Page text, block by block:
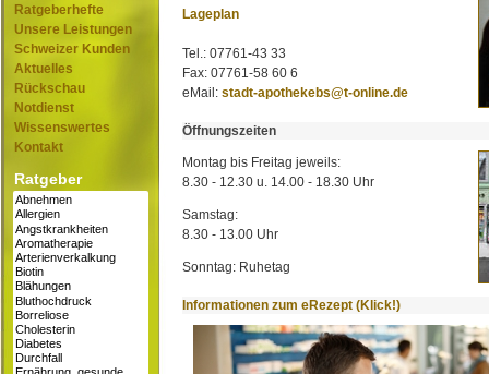
Ratgeberhefte
Unsere Leistungen
Schweizer Kunden
Aktuelles
Rückschau
Notdienst
Wissenswertes
Kontakt
Ratgeber
Lageplan
Tel.: 07761-43 33
Fax: 07761-58 60 6
eMail: stadt-apothekebs@t-online.de
Öffnungszeiten
Montag bis Freitag jeweils:
8.30 - 12.30 u. 14.00 - 18.30 Uhr
Samstag:
8.30 - 13.00 Uhr
Sonntag: Ruhetag
Informationen zum eRezept (Klick!)